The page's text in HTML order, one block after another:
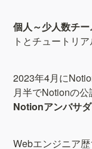
個人～少人数チ
トとチュートリ
2023年4月に
月半でNotionの公
Notionアンバサ
Webエンジニア歴